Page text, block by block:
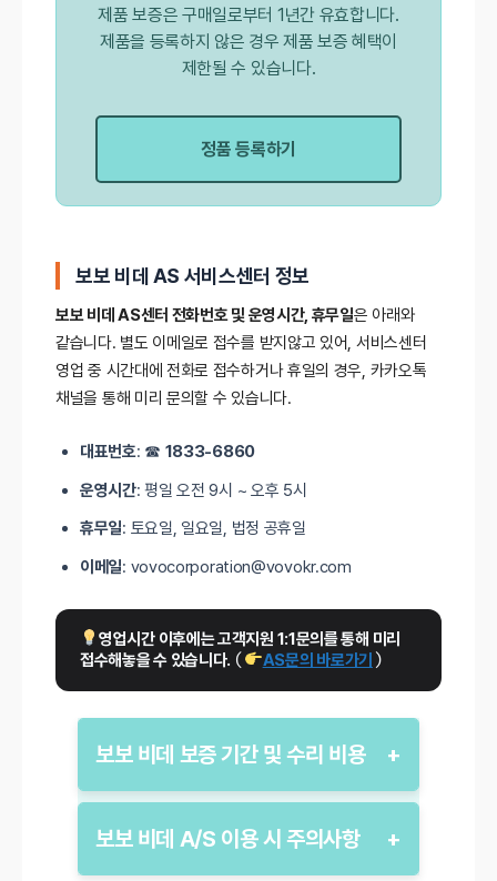
제품 보증은 구매일로부터 1년간 유효합니다.
제품을 등록하지 않은 경우 제품 보증 혜택이
제한될 수 있습니다.
정품 등록하기
보보 비데 AS 서비스센터 정보
보보 비데 AS센터 전화번호 및 운영시간, 휴무일은 아래와
같습니다. 별도 이메일로 접수를 받지않고 있어, 서비스센터
영업 중 시간대에 전화로 접수하거나 휴일의 경우, 카카오톡
채널을 통해 미리 문의할 수 있습니다.
대표번호: ☎ 1833-6860
운영시간: 평일 오전 9시 ~ 오후 5시
휴무일: 토요일, 일요일, 법정 공휴일
이메일: vovocorporation@vovokr.com
영업시간 이후에는 고객지원 1:1문의를 통해 미리
접수해놓을 수 있습니다. ( AS문의 바로가기 )
보보 비데 보증 기간 및 수리 비용 +
보보(VOVO) 비데의 기본 보증기간은
구매일로부터 1년입니다. 보증 기간 내 정상적인
보보 비데 A/S 이용 시 주의사항 +